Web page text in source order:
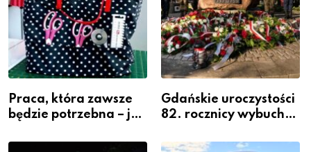
Praca, która zawsze
będzie potrzebna – jak
zawodem przyszłości i
Gdańskie uroczystości
82. rocznicy wybuchu
Warszawskiego